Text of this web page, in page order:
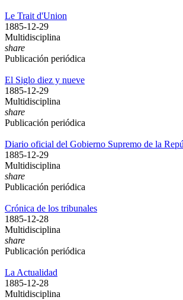
Le Trait d'Union
1885-12-29
Multidisciplina
share
Publicación periódica
El Siglo diez y nueve
1885-12-29
Multidisciplina
share
Publicación periódica
Diario oficial del Gobierno Supremo de la
1885-12-29
Multidisciplina
share
Publicación periódica
Crónica de los tribunales
1885-12-28
Multidisciplina
share
Publicación periódica
La Actualidad
1885-12-28
Multidisciplina